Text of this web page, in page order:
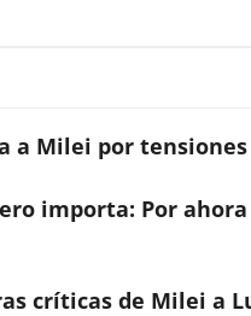
a Milei por
importa: Por
críticas de Milei a